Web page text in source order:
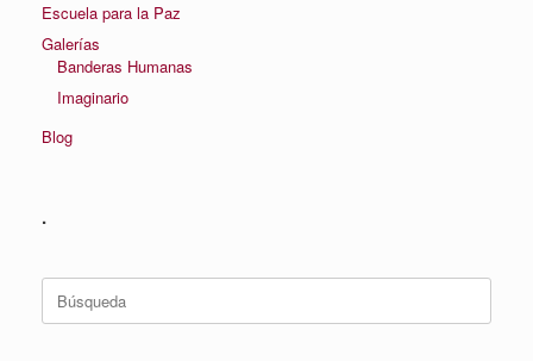
Escuela para la Paz
Galerías
Banderas Humanas
Imaginario
Blog
.